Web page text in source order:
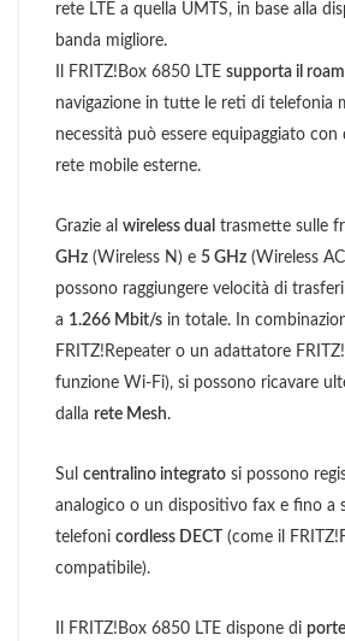
rete LTE a quella UMTS, in base alla
banda migliore.
Il FRITZ!Box 6850 LTE supporta il
navigazione in tutte le reti di telefonia
necessità può essere equipaggiato
rete mobile esterne.
Grazie al wireless dual trasmette sulle
GHz (Wireless N) e 5 GHz (Wireless
possono raggiungere velocità di
a 1.266 Mbit/s in totale. In
FRITZ!Repeater o un adattatore
funzione Wi-Fi), si possono ricavare
dalla rete Mesh.
Sul centralino integrato si possono
analogico o un dispositivo fax e fino a
telefoni cordless DECT
(come il
compatibile).
Il FRITZ!Box 6850 LTE dispone di